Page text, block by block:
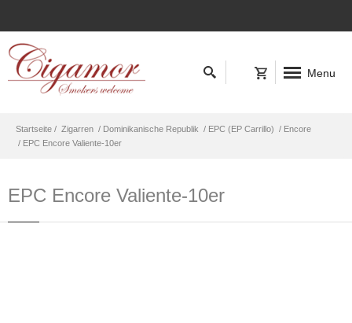
Menu
Startseite / Zigarren / Dominikanische Republik / EPC (EP Carrillo) / Encore
/ EPC Encore Valiente-10er
EPC Encore Valiente-10er